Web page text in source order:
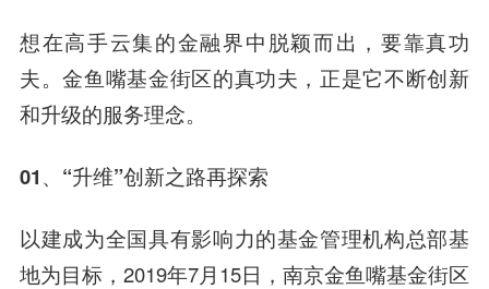
想在高手云集的金融界中脱颖而出，要靠真功
夫。金鱼嘴基金街区的真功夫，正是它不断创新
和升级的服务理念。
01、“升维”创新之路再探索
以建成为全国具有影响力的基金管理机构总部基
地为目标，2019年7月15日，南京金鱼嘴基金街区